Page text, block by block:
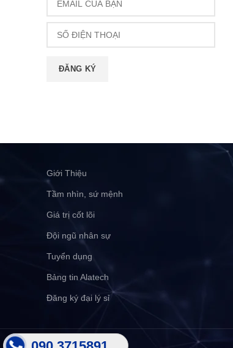
Giới Thiệu
Tầm nhìn, sứ mệnh
Giá trị cốt lõi
Đội ngũ nhân sự
Tuyển dụng
Bảng tin Alatech
Đăng ký đại lý sỉ